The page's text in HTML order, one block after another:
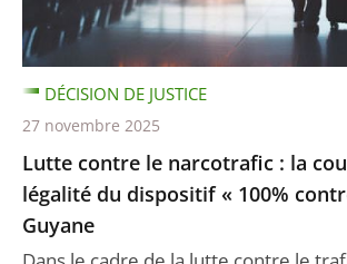
Lutte contre le narcotrafic : la
légalité du dispositif « 100%
Guyane
DÉCISION DE JUSTICE
27 novembre 2025